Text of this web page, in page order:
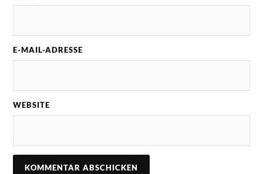
E-MAIL-ADRESSE
WEBSITE